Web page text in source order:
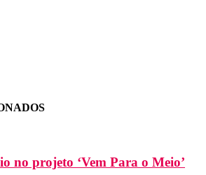
no projeto ‘Vem Para o Meio’